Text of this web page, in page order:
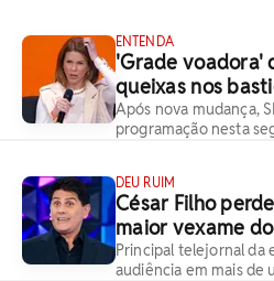
ENTENDA
'Grade voadora'
queixas nos
Após nova mudança,
programação nesta
DEU RUIM
César Filho
maior vexame do
Principal telejornal da
audiência em mais de